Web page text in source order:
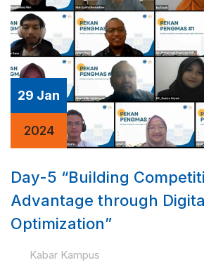
29 Jan
2024
Day-5 “Building
Advantage through
Optimization”
Kabar Kampus